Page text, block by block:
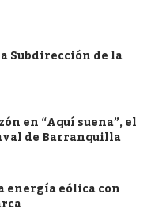
Subdirección de la
en “Aquí suena”, el
de Barranquilla
energía eólica con